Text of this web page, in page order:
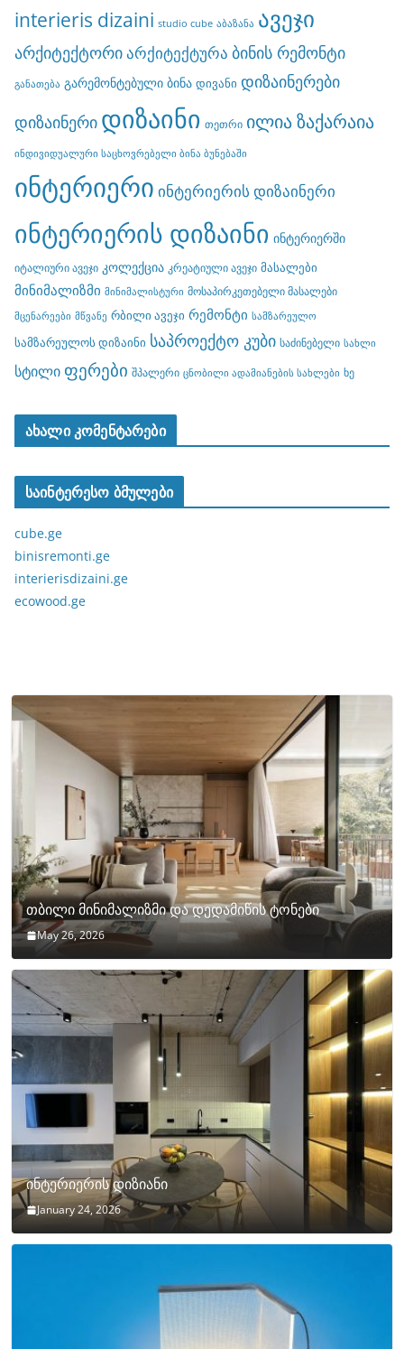
interieris dizaini studio cube აბაზანა ავეჯი
არქიტექტორიარქიტექტურა ბინის რემონტი
განათება გარემონტებული ბინა დივანი დიზაინერები
დიზაინერი დიზაინი თეთრი ილია ზაქარაია
ინდივიდუალური საცხოვრებელი ბინა ბუნებაში
ინტერიერი ინტერიერის დიზაინერი
ინტერიერის დიზაინი ინტერიერში
იტალიური ავეჯი კოლექცია კრეატიული ავეჯი მასალები
მინიმალიზმი მინიმალისტური მოსაპირკეთებელი მასალები
მცენარეები მწვანე რბილი ავეჯი რემონტი სამზარეულო
სამზარეულოს დიზაინი საპროექტო კუბი საძინებელი სახლი
სტილი ფერები შპალერი ცნობილი ადამიანების სახლები ხე
ახალი კომენტარები
საინტერესო ბმულები
cube.ge
binisremonti.ge
interierisdizaini.ge
ecowood.ge
თბილი მინიმალიზმი და დედამიწის ტონები
May 26, 2026
ინტერიერის დიზიანი
January 24, 2026